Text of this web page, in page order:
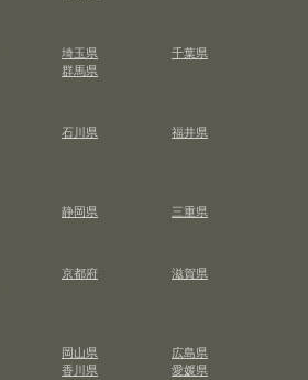
埼玉県
千葉県
群馬県
石川県
福井県
静岡県
三重県
京都府
滋賀県
岡山県
広島県
香川県
愛媛県